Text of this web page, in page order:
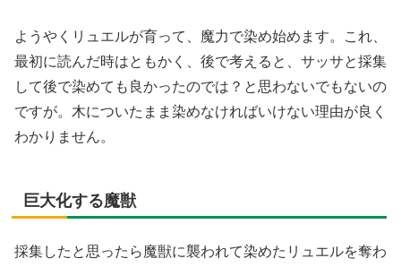
ようやくリュエルが育って、魔力で染め始めます。これ、
最初に読んだ時はともかく、後で考えると、サッサと採集
して後で染めても良かったのでは？と思わないでもないの
ですが。木についたまま染めなければいけない理由が良く
わかりません。
巨大化する魔獣
採集したと思ったら魔獣に襲われて染めたリュエルを奪わ